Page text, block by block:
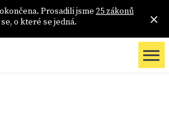
Prosadili jsme 25 zákonů
o které se jedná.